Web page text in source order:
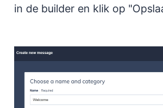
in de builder en klik op